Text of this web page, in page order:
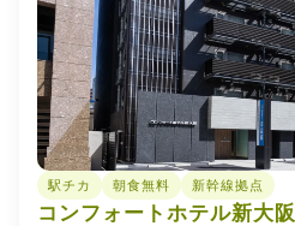
駅チカ 朝食無料 新幹線拠点
コンフォートホテル新大阪